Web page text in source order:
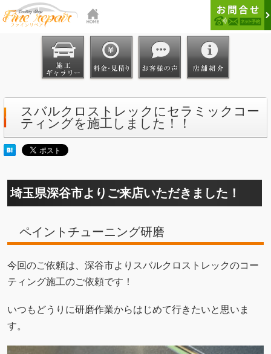
スバルクロストレックにセラミックコー
ティングを施工しました！！
埼玉県深谷市よりご来店いただきました！
ペイントチューニング研磨
今回のご依頼は、深谷市よりスバルクロストレックのコー
ティング施工のご依頼です！
いつもどうりに研磨作業からはじめて行きたいと思いま
す。